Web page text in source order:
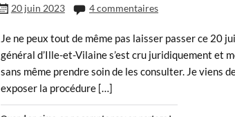
20 juin 2023 4 commentaires
Je ne peux tout de même pas laisser passer ce 20
général d’Ille-et-Vilaine s’est cru juridiquement
sans même prendre soin de les consulter. Je viens
exposer la procédure […]